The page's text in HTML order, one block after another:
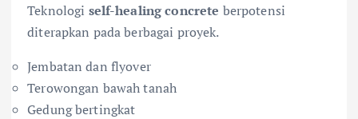
Teknologi self-healing concrete berpotensi
diterapkan pada berbagai proyek.
Jembatan dan flyover
Terowongan bawah tanah
Gedung bertingkat